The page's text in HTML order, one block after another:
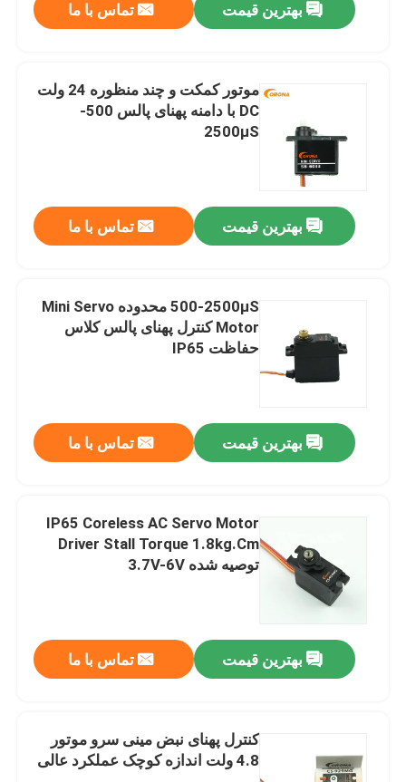
درباره ما
تور کارخانه
با ما تماس بگیرید
درخواست نقل قول
سرو موتور RC
سروو موتور استاندارد
بهترین قیمت تماس با ما
موتور کمکت و چند منظوره 24 ولت
DC با دامنه پهنای پالس 500-
2500μS
بهترین قیمت تماس با ما
500-2500μS محدوده Mini Servo
Motor کنترل پهنای پالس کلاس
حفاظت IP65
بهترین قیمت تماس با ما
IP65 Coreless AC Servo Motor
Driver Stall Torque 1.8kg.Cm
توصیه شده 3.7V-6V
بهترین قیمت تماس با ما
کنترل پهنای نبض مینی سرو موتور
4.8 ولت اندازه کوچک عملکرد عالی